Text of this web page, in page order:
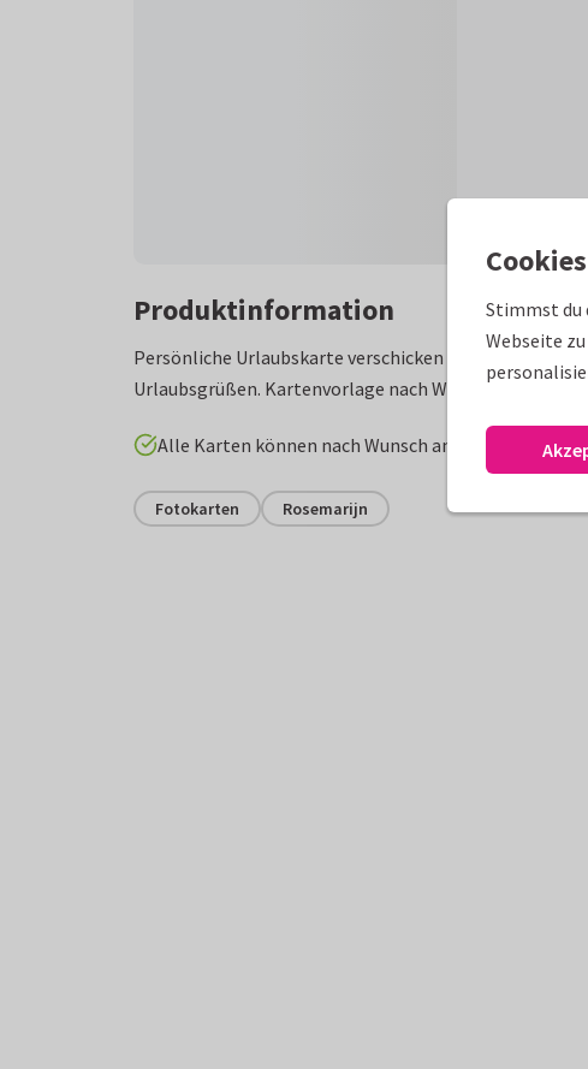
Produktinformation
Persönliche Urlaubskarte verschicken mit Platz für 3
Urlaubsgrüßen. Kartenvorlage nach Wunsch anpassen
Alle Karten können nach Wunsch angepasst werden.
Fotokarten Rosemarijn
Stimmst du
Webseite